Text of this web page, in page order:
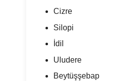
Cizre
Silopi
İdil
Uludere
Beytüşşebap